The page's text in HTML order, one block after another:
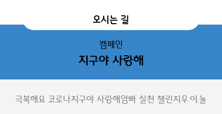
오시는 길
캠페인
지구야 사랑해
극복해요 코로나지구야 사랑해엄빠 실천 챌린지우.이.놀